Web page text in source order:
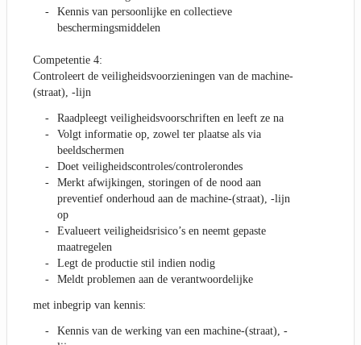
Kennis van persoonlijke en collectieve
beschermingsmiddelen
Competentie 4:
Controleert de veiligheidsvoorzieningen van de machine-
(straat), -lijn
Raadpleegt veiligheidsvoorschriften en leeft ze na
Volgt informatie op, zowel ter plaatse als via
beeldschermen
Doet veiligheidscontroles/controlerondes
Merkt afwijkingen, storingen of de nood aan
preventief onderhoud aan de machine-(straat), -lijn
op
Evalueert veiligheidsrisico’s en neemt gepaste
maatregelen
Legt de productie stil indien nodig
Meldt problemen aan de verantwoordelijke
met inbegrip van kennis:
Kennis van de werking van een machine-(straat), -